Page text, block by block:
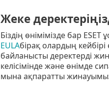
Жеке
Біздің өнімімізде бар
EULAбірақ олардың кейбірі
байланысты деректерді
келісімінде және өнімде
мына ақпаратты